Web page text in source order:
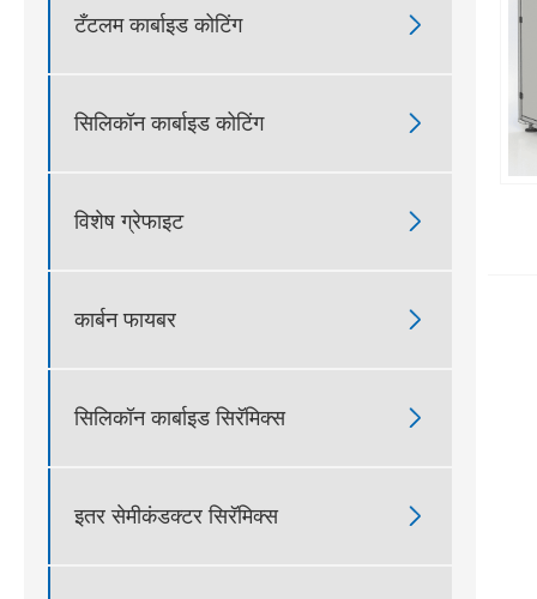
टँटलम कार्बाइड कोटिंग 
सिलिकॉन कार्बाइड कोटिंग 
विशेष ग्रेफाइट 
कार्बन फायबर 
सिलिकॉन कार्बाइड सिरॅमिक्स 
इतर सेमीकंडक्टर सिरॅमिक्स 